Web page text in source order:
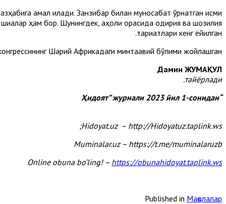
амал қилади. Занзибар билан муносабат ўрнатган қисми
ҳам бор. Шунингдек, аҳоли орасида қодирия ва шозилия
тариқатлари кенг ёйилган.
Шарқий Африкадаги минтақавий бўлими жойлашган.
Дамин ЖУМАҚУЛ
тайёрлади.
“Ҳидоят” журнали 2023 йил 1-сонидан
Hidoyat.uz – http://Hidoyatuz.taplink.ws;
Muminalar.uz – https://t.me/muminalaruzb
Online obuna bo’ling! – https://obunahidoyat.taplink.ws
Published in Мақолалар